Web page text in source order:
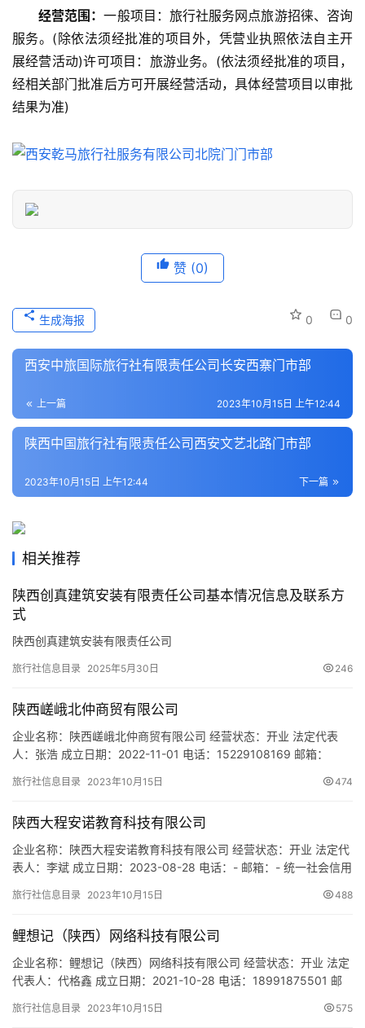
产
热
门
景
游
信
史
游
之
家
本
生
活
旅
游
城
注册
经营范围：一般项目：旅行社服务网点旅游招徕、咨询
服务。(除依法须经批准的项目外，凭营业执照依法自主开
展经营活动)许可项目：旅游业务。(依法须经批准的项目，
经相关部门批准后方可开展经营活动，具体经营项目以审批
结果为准)
赞 (0)
0 0
生成海报
西安中旅国际旅行社有限责任公司长安西寨门市部
上一篇 2023年10月15日 上午12:44
陕西中国旅行社有限责任公司西安文艺北路门市部
下一篇
2023年10月15日 上午12:44
相关推荐
陕西创真建筑安装有限责任公司基本情况信息及联系方
式
陕西创真建筑安装有限责任公司
旅行社信息目录 2025年5月30日 246
陕西嵯峨北仲商贸有限公司
企业名称：陕西嵯峨北仲商贸有限公司 经营状态：开业 法定代表
人：张浩 成立日期：2022-11-01 电话：15229108169 邮箱：
91611102MAC2FRRB8U 注册地址：陕西省西咸新区泾河新城茯茶
植；茶叶种植；金花茶人…
旅行社信息目录 2023年10月15日 474
陕西大程安诺教育科技有限公司
企业名称：陕西大程安诺教育科技有限公司 经营状态：开业 法定代
表人：李斌 成立日期：2023-08-28 电话：- 邮箱：- 统一社会信用
环北路18号金桥太阳岛7幢1单元0105室 网址：- 经营范围：一般项
服务（不含诊疗服务）…
旅行社信息目录 2023年10月15日 488
鲤想记（陕西）网络科技有限公司
企业名称：鲤想记（陕西）网络科技有限公司 经营状态：开业 法定
代表人：代格鑫 成立日期：2021-10-28 电话：18991875501 邮
91610113MA7BA1EY4A 注册地址：陕西省西安市雁塔区太白南路
旅行社信息目录 2023年10月15日 575